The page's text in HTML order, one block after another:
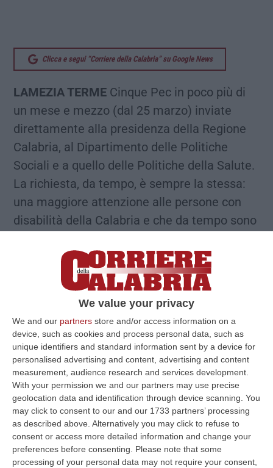
We value your privacy
We and our partners store and/or access information on a
device, such as cookies and process personal data, such as
unique identifiers and standard information sent by a device for
personalised advertising and content, advertising and content
measurement, audience research and services development.
With your permission we and our partners may use precise
geolocation data and identification through device scanning. You
may click to consent to our and our 1733 partners’ processing
as described above. Alternatively you may click to refuse to
consent or access more detailed information and change your
preferences before consenting.
Please note that some
processing of your personal data may not require your consent,
Clicca e segui “Corriere della Calabria” su Google News
LAMEZIA TERME Cinque Pec in poco più di
un mese e mezzo (dal 25 marzo) inviate
direttamente alla presidenza della Regione
Calabria, al Dipartimento delle Politiche
Sociali e a quello delle Politiche della Salute.
La richiesta, da tempo, è sempre la stessa:
una maggiore attenzione alle persone con
disabilità della Calabria e che da tempo sono
legati al Covid-19. LE RICHIESTE«Nella
prima missiva del 25 marzo – scrive il
coordinamento ANFFAS e Fish Calabria –
abbiamo inviato la richiesta di costituzione di
una Unità Speciale secondo art.9 del DL
14/2020 da realizzarsi con la partecipazione
della rappresentanza di tutte le istituzioni
coinvolte: Presidenza regionale,
Dipartimento della salute, Dipartimento delle
politiche sociali della Regione, ASP,
Protezione civile, Forum Terzo Settore,
organizzazioni maggiormente